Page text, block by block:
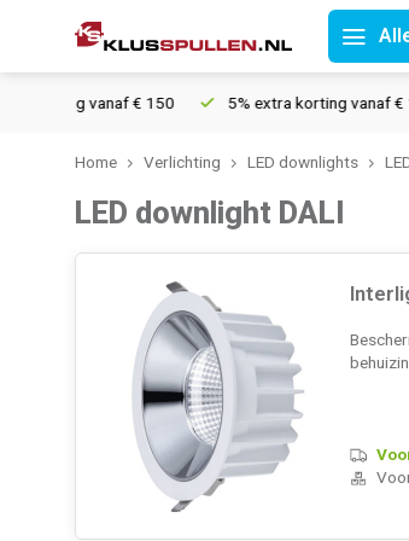
vanaf € 150 5% extra korting vanaf €
Home Verlichting LED downlights
LED downlight DALI